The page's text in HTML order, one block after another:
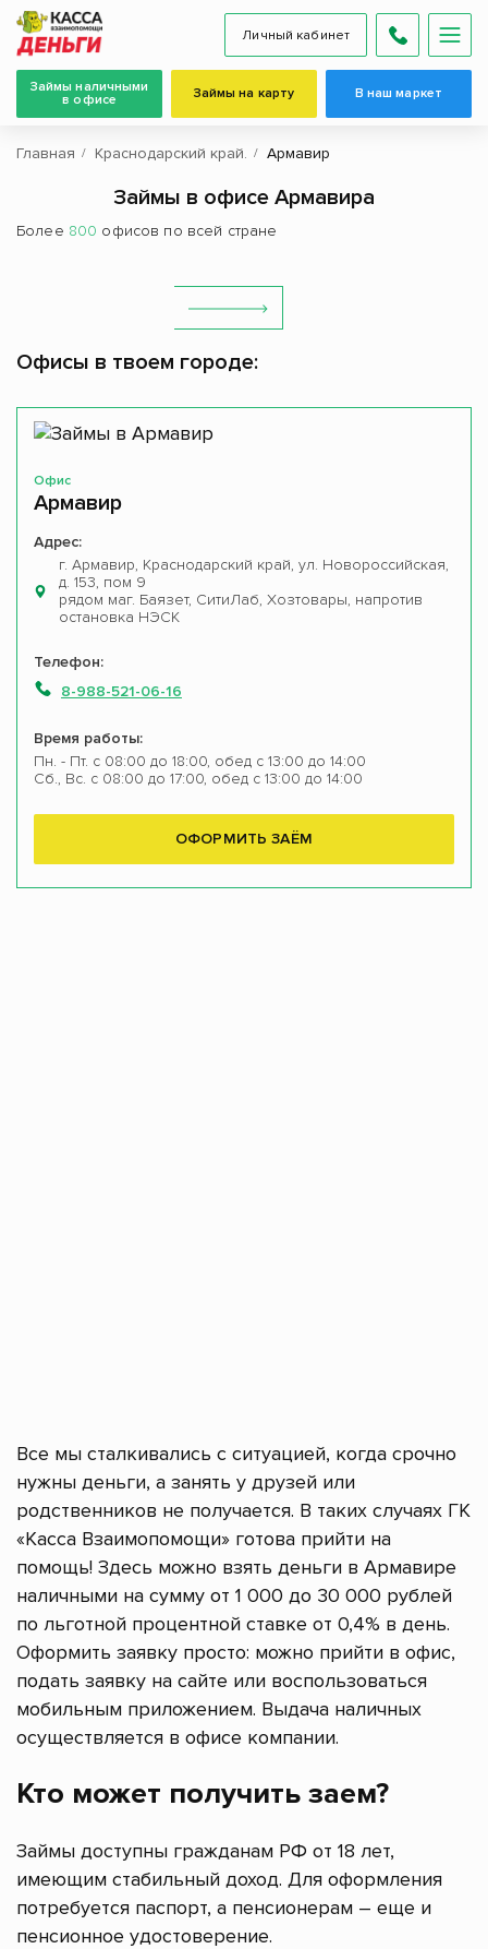
Личный кабинет
Займы наличными
в офисе
Займы на карту В наш маркет
Главная Краснодарский край. Армавир
Займы в офисе Армавира
Более 800 офисов по всей стране
Офисы в твоем городе:
Офис
Армавир
Адрес:
г. Армавир, Краснодарский край, ул. Новороссийская,
д. 153, пом 9
рядом маг. Баязет, СитиЛаб, Хозтовары, напротив
остановка НЭСК
Телефон:
8-988-521-06-16
Время работы:
Пн. - Пт. с 08:00 до 18:00, обед с 13:00 до 14:00
Сб., Вс. с 08:00 до 17:00, обед с 13:00 до 14:00
ОФОРМИТЬ ЗАЁМ
Все мы сталкивались с ситуацией, когда срочно
нужны деньги, а занять у друзей или
родственников не получается. В таких случаях ГК
«Касса Взаимопомощи» готова прийти на
помощь! Здесь можно взять деньги в Армавире
наличными на сумму от 1 000 до 30 000 рублей
по льготной процентной ставке от 0,4% в день.
Оформить заявку просто: можно прийти в офис,
подать заявку на сайте или воспользоваться
мобильным приложением. Выдача наличных
осуществляется в офисе компании.
Кто может получить заем?
Займы доступны гражданам РФ от 18 лет,
имеющим стабильный доход. Для оформления
потребуется паспорт, а пенсионерам – еще и
пенсионное удостоверение.